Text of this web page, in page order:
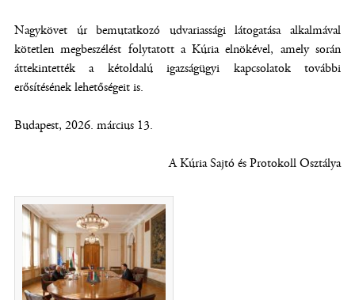
Nagykövet úr bemutatkozó udvariassági látogatása alkalmával
kötetlen megbeszélést folytatott a Kúria elnökével, amely során
áttekintették a kétoldalú igazságügyi kapcsolatok további
erősítésének lehetőségeit is.
Budapest, 2026. március 13.
A Kúria Sajtó és Protokoll Osztálya